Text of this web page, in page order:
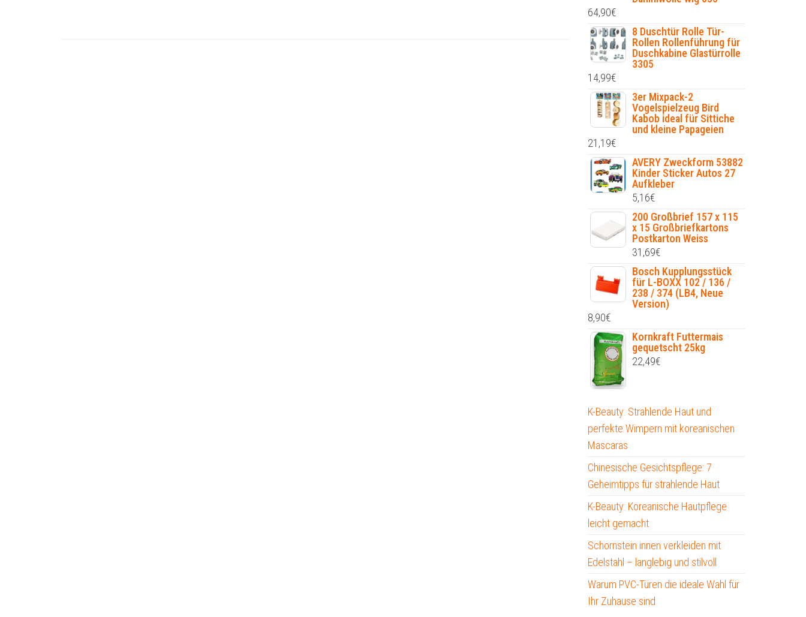
64,90€
8 Duschtür Rolle Tür-
Rollen Rollenführung für
Duschkabine Glastürrolle
3305
14,99€
3er Mixpack-2
Vogelspielzeug Bird
Kabob ideal für Sittiche
und kleine Papageien
21,19€
AVERY Zweckform 53882
Kinder Sticker Autos 27
Aufkleber
5,16€
200 Großbrief 157 x 115
x 15 Großbriefkartons
Postkarton Weiss
31,69€
Bosch Kupplungsstück
für L-BOXX 102 / 136 /
238 / 374 (LB4, Neue
Version)
8,90€
Kornkraft Futtermais
gequetscht 25kg
22,49€
K-Beauty: Strahlende Haut und
perfekte Wimpern mit koreanischen
Mascaras
Chinesische Gesichtspflege: 7
Geheimtipps für strahlende Haut
K-Beauty: Koreanische Hautpflege
leicht gemacht
Schornstein innen verkleiden mit
Edelstahl – langlebig und stilvoll
Warum PVC-Türen die ideale Wahl für
Ihr Zuhause sind